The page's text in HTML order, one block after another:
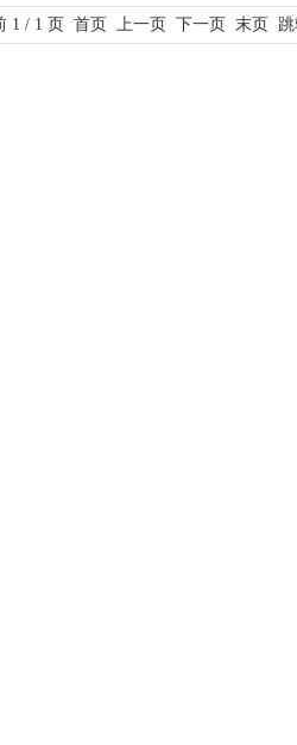
1 / 1 页 首页 上一页 下一页 末页 跳